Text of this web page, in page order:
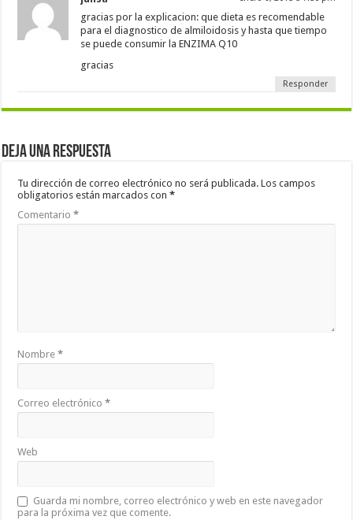
gracias por la explicacion: que dieta es recomendable
para el diagnostico de almiloidosis y hasta que tiempo
se puede consumir la ENZIMA Q10
gracias
Responder
Deja una respuesta
Tu dirección de correo electrónico no será publicada. Los campos
obligatorios están marcados con*
Comentario*
Nombre*
Correo electrónico*
Web
Guarda mi nombre, correo electrónico y web en este navegador
para la próxima vez que comente.